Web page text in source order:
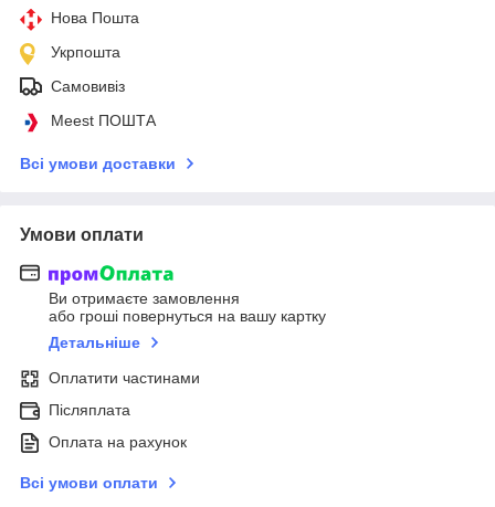
Нова Пошта
Укрпошта
Самовивіз
Meest ПОШТА
Всі умови доставки
Умови оплати
Ви отримаєте замовлення
або гроші повернуться на вашу картку
Детальніше
Оплатити частинами
Післяплата
Оплата на рахунок
Всі умови оплати